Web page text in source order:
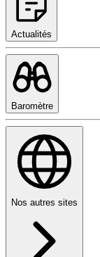
Actualités
Baromètre
Nos autres sites